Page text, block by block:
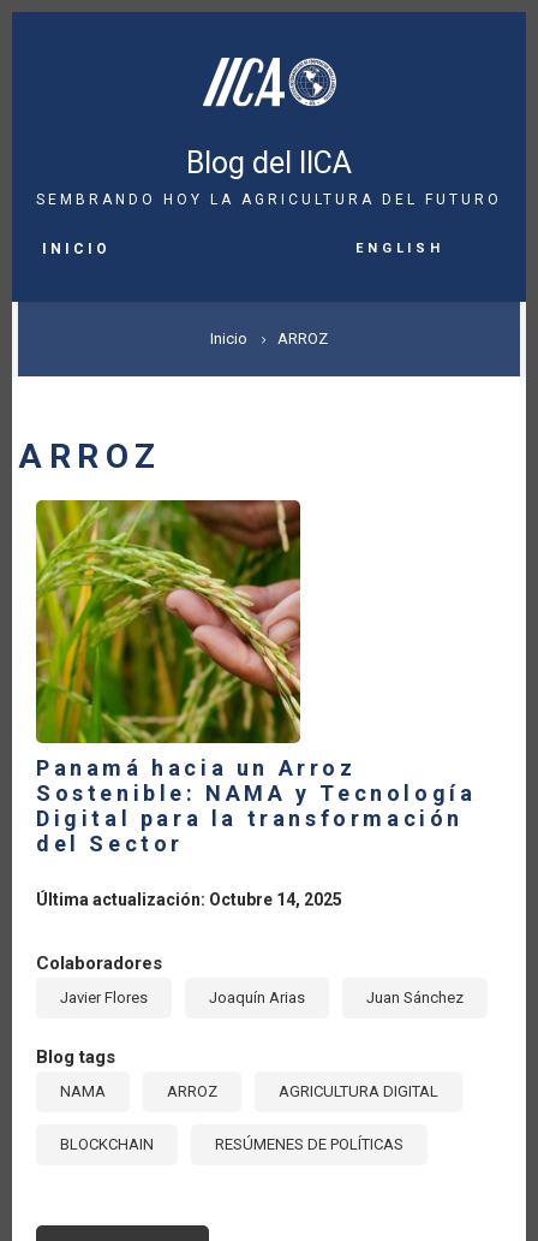
Pasar
Blog del IICA
SEMBRANDO HOY LA AGRICULTURA DEL FUTURO
NAVIGATION
INICIO English
SOBRESCRIBIR
ENLACES
AYUDA
LA
NAVEGACIÓN
Inicio ARROZ
ARROZ
Panamá hacia un Arroz
Sostenible: NAMA y Tecnología
Digital para la transformación
del Sector
Última actualización: Octubre 14, 2025
Colaboradores
Javier Flores Joaquín Arias Juan Sánchez
Blog tags
NAMA ARROZ AGRICULTURA DIGITAL
BLOCKCHAIN RESÚMENES DE POLÍTICAS